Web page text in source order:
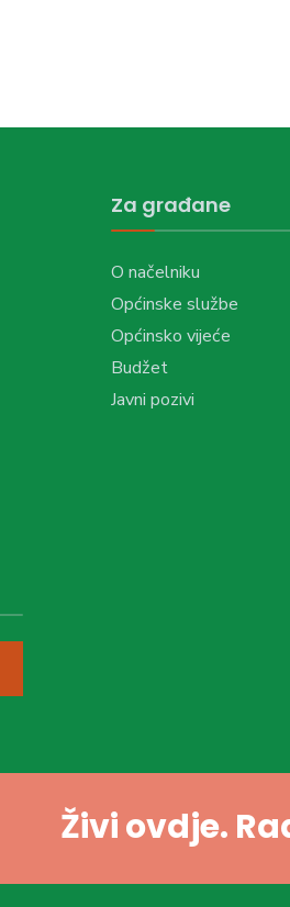
Za građane
O načelniku
Općinske službe
Općinsko vijeće
Budžet
Javni pozivi
Živi ovdje.